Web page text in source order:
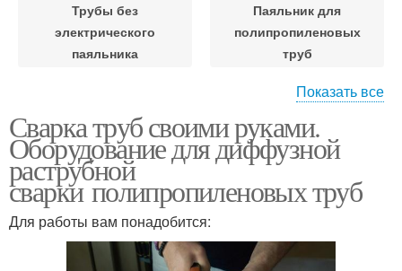
Трубы без
электрического
паяльника
Паяльник для
полипропиленовых
труб
Пластиковые трубы
Сварка для
полипропиленовых
труб
Трубы в
труднодоступных
местах
Показать все
Сварка труб своими руками.
Оборудование для диффузной
раструбной
сварки полипропиленовых труб
Для работы вам понадобится: